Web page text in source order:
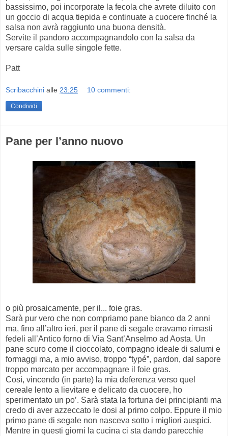
bassissimo, poi incorporate la fecola che avrete diluito con
un goccio di acqua tiepida e continuate a cuocere finché la
salsa non avrà raggiunto una buona densità.
Servite il pandoro accompagnandolo con la salsa da
versare calda sulle singole fette.
Patt
Scribacchini alle 23:25 10 commenti:
Condividi
Pane per l’anno nuovo
o più prosaicamente, per il... foie gras.
Sarà pur vero che non compriamo pane bianco da 2 anni
ma, fino all’altro ieri, per il pane di segale eravamo rimasti
fedeli all’Antico forno di Via Sant’Anselmo ad Aosta. Un
pane scuro come il cioccolato, compagno ideale di salumi e
formaggi ma, a mio avviso, troppo “typé”, pardon, dal sapore
troppo marcato per accompagnare il foie gras.
Così, vincendo (in parte) la mia deferenza verso quel
cereale lento a lievitare e delicato da cuocere, ho
sperimentato un po’. Sarà stata la fortuna dei principianti ma
credo di aver azzeccato le dosi al primo colpo. Eppure il mio
primo pane di segale non nasceva sotto i migliori auspici.
Mentre in questi giorni la cucina ci sta dando parecchie